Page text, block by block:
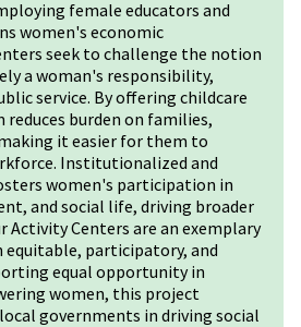
female educators and
women's economic
seek to challenge the notion
a woman's responsibility,
service. By offering childcare
reduces burden on families,
it easier for them to
Institutionalized and
women's participation in
and social life, driving broader
Activity Centers are an exemplary
participatory, and
equal opportunity in
women, this project
governments in driving social